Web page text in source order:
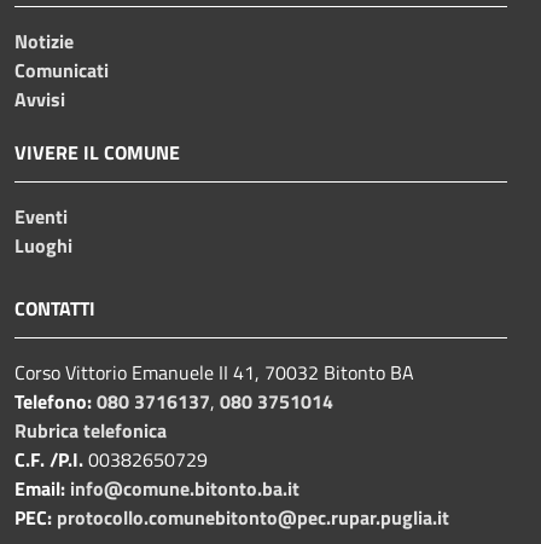
Notizie
Comunicati
Avvisi
VIVERE IL COMUNE
Eventi
Luoghi
CONTATTI
Corso Vittorio Emanuele II 41, 70032 Bitonto BA
Telefono:080 3716137, 080 3751014
Rubrica telefonica
C.F. /P.I.00382650729
Email: info@comune.bitonto.ba.it
PEC: protocollo.comunebitonto@pec.rupar.puglia.it